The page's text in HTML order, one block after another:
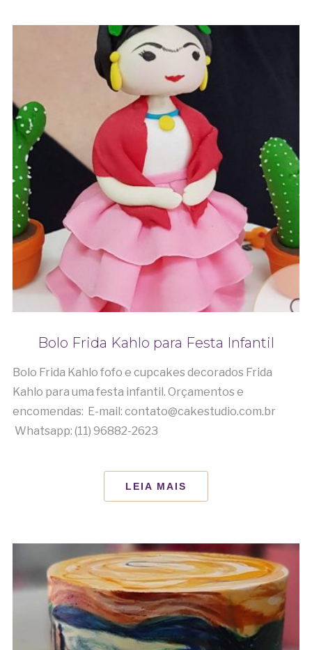
Bolo Frida Kahlo para Festa Infantil
Bolo Frida Kahlo fofo e cupcakes decorados Frida
Kahlo para uma festa infantil. Orçamentos e
encomendas: E-mail: contato@cakestudio.com.br
Whatsapp: (11) 96882-2623
LEIA MAIS